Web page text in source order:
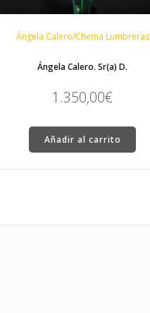
Ángela Calero/Chema Lumbreras
Ángela Calero. Sr(a) D.
1.350,00€
Añadir al carrito